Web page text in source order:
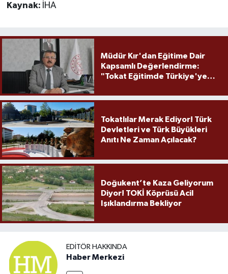
Kaynak: İHA
Müdür Kır'dan Eğitime Dair
Kapsamlı Değerlendirme:
"Tokat Eğitimde Türkiye'ye
Tokatlılar Merak Ediyor! Türk
Devletleri ve Türk Büyükleri
Anıtı Ne Zaman Açılacak?
Doğukent’te Kaza Geliyorum
Diyor! TOKİ Köprüsü Acil
Işıklandırma Bekliyor
EDITÖR HAKKINDA
Haber Merkezi